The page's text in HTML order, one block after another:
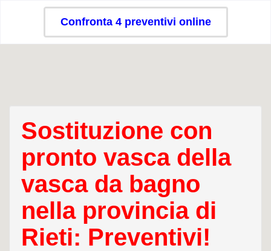
Confronta 4 preventivi online
Sostituzione con
pronto vasca della
vasca da bagno
nella provincia di
Rieti: Preventivi!